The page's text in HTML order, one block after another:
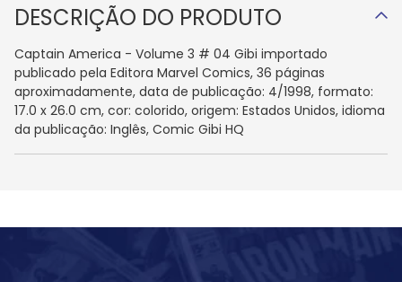
DESCRIÇÃO DO PRODUTO
Captain America - Volume 3 # 04 Gibi importado
publicado pela Editora Marvel Comics, 36 páginas
aproximadamente, data de publicação: 4/1998, formato:
17.0 x 26.0 cm, cor: colorido, origem: Estados Unidos, idioma
da publicação: Inglês, Comic Gibi HQ